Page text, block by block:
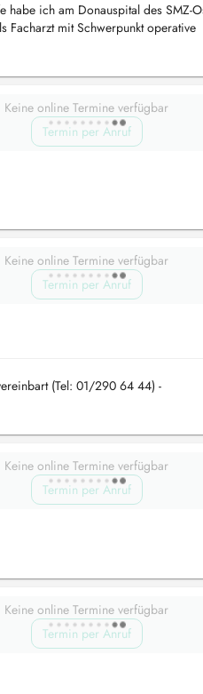
habe ich am Donauspital des SMZ-
Facharzt mit Schwerpunkt operative
Keine online Termine verfügbar
Termin per Anruf
Keine online Termine verfügbar
Termin per Anruf
(Tel: 01/290 64 44) -
Keine online Termine verfügbar
Termin per Anruf
Keine online Termine verfügbar
Termin per Anruf